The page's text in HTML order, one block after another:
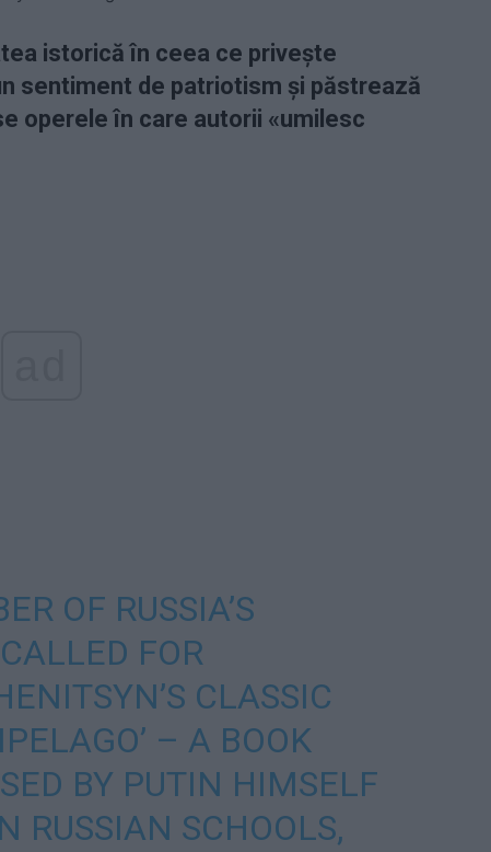
istorică în ceea ce privește
sentiment de patriotism și păstrează
operele în care autorii «umilesc
OF RUSSIA’S
FOR
CLASSIC
– A BOOK
BY PUTIN HIMSELF
RUSSIAN SCHOOLS,